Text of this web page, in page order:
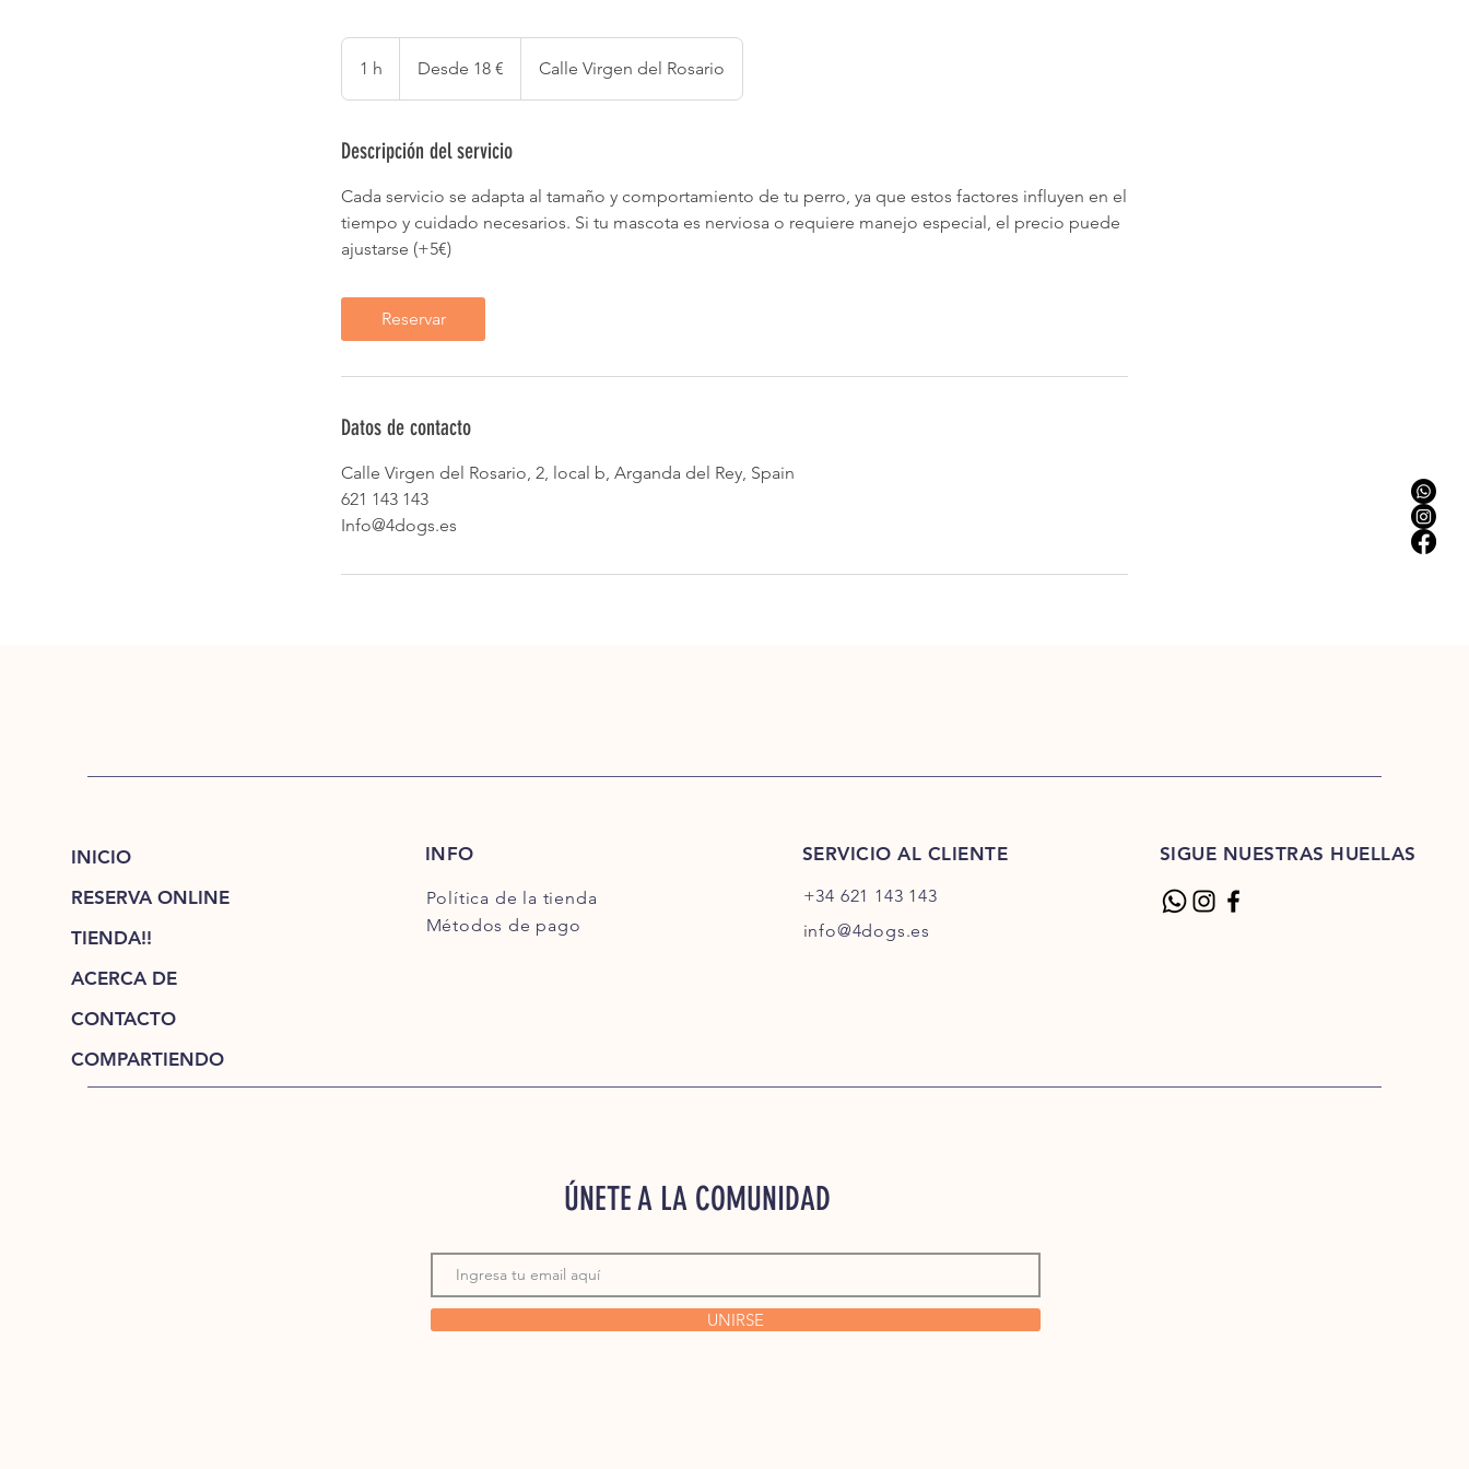
1 h
eurosDesde 18 € Calle Virgen del Rosario
Descripción del servicio
Cada servicio se adapta al tamaño y comportamiento de tu perro, ya que estos factores influyen en el
tiempo y cuidado necesarios. Si tu mascota es nerviosa o requiere manejo especial, el precio puede
ajustarse (+5€)
Reservar
Datos de contacto
Calle Virgen del Rosario, 2, local b, Arganda del Rey, Spain
621 143 143
Info@4dogs.es
INICIO
RESERVA ONLINE
TIENDA!!
ACERCA DE
CONTACTO
COMPARTIENDO
INFO
Política de la tienda
Métodos de pago
SERVICIO AL CLIENTE
+34 621 143 143
info@4dogs.es
SIGUE NUESTRAS HUELLAS
ÚNETE A LA COMUNIDAD
UNIRSE